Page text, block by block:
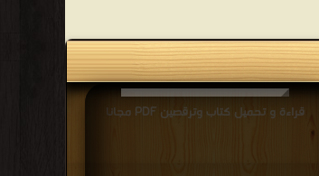
قراءة و تحميل كتاب وترقصين PDF مجانا